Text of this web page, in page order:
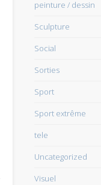
peinture / dessin
Sculpture
Social
Sorties
Sport
Sport extrême
tele
Uncategorized
Visuel